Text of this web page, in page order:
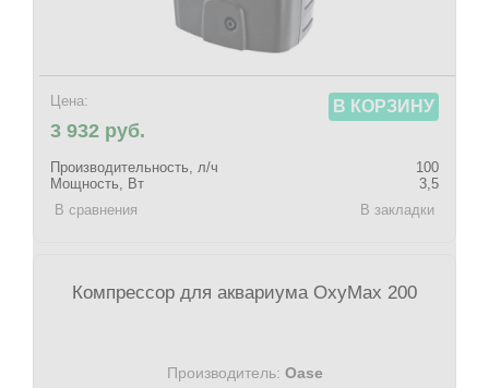
Цена:
3 932 руб.
В КОРЗИНУ
Производительность, л/ч
100
Мощность, Вт
3,5
В сравнения
В закладки
Компрессор для аквариума OxyMax 200
Производитель: Oase